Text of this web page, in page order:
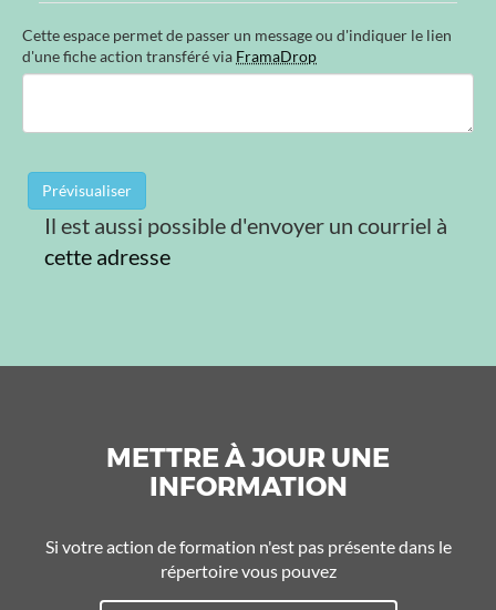
Cette espace permet de passer un message ou d'indiquer le lien
d'une fiche action transféré via FramaDrop
Il est aussi possible d'envoyer un courriel à
cette adresse
METTRE À JOUR UNE
INFORMATION
Si votre action de formation n'est pas présente dans le
répertoire vous pouvez